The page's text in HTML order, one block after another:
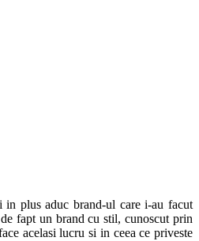
plus aduc brand-ul care i-au facut
fapt un brand cu stil, cunoscut prin
acelasi lucru si in ceea ce priveste